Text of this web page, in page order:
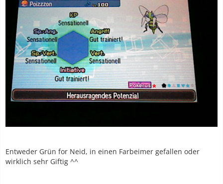
Entweder Grün for Neid, in einen Farbeimer gefallen oder
wirklich sehr Giftig ^^